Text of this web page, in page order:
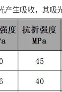
生吸收，其吸